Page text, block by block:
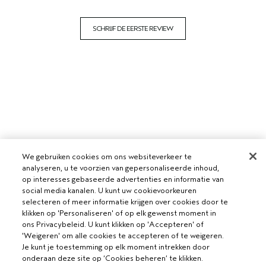
SCHRIJF DE EERSTE REVIEW
We gebruiken cookies om ons websiteverkeer te
analyseren, u te voorzien van gepersonaliseerde inhoud,
op interesses gebaseerde advertenties en informatie van
social media kanalen. U kunt uw cookievoorkeuren
selecteren of meer informatie krijgen over cookies door te
klikken op 'Personaliseren' of op elk gewenst moment in
ons Privacybeleid. U kunt klikken op 'Accepteren' of
'Weigeren' om alle cookies te accepteren of te weigeren.
Je kunt je toestemming op elk moment intrekken door
onderaan deze site op ‘Cookies beheren’ te klikken.